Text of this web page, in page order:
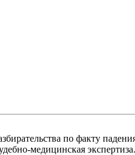
по факту
медицинская экспертиза.